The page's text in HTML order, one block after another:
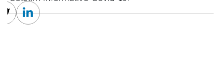
TwitterLinkedin